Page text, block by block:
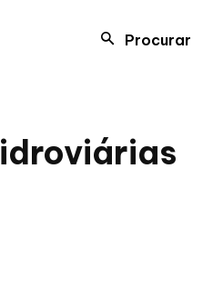
Procurar